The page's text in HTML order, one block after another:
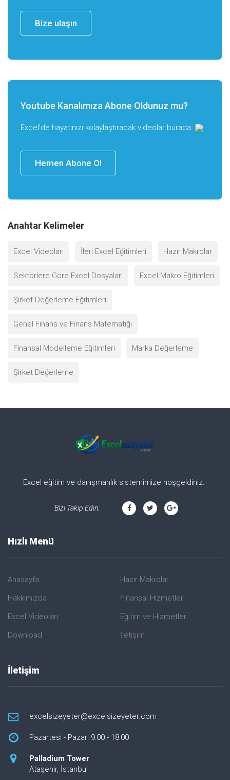
Bize ulaşın
Youtube Kanalımıza Abone Oldunuz mu?
Excel'de hayatınızı kolaylaştıracak videolar burada.
Hemen Abone Ol
Anahtar Kelimeler
Excel Videoları İleri Excel Eğitimleri Hazır Makrolar
Sektörlere Göre Excel Dosyaları Excel Makro Eğitimleri
Şirket Değerleme Eğitimleri
Genel Finans ve Finans Matematiği
Finansal Modelleme Eğitimleri Marka Değerleme
Şirket Değerleme
Excel eğitim ve danışmanlık sistemimize hoşgeldiniz.
Bizi Takip Edin:
Hızlı Menü
Anasayfa
Hakkımızda
Excel Videoları
Download
Hazır Makrolar
Finansal Hizmetler
Eğitim ve Hizmetler
İletişim
İletişim
excelsizeyeter@excelsizeyeter.com
Pazartesi - Pazar: 9:00 - 18:00
Palladium Tower
Ataşehir, İstanbul